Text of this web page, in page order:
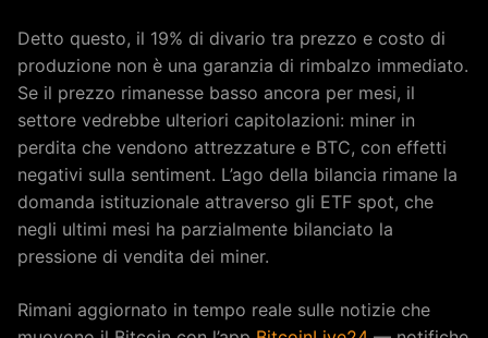
Detto questo, il 19% di divario tra prezzo e costo di
produzione non è una garanzia di rimbalzo immediato.
Se il prezzo rimanesse basso ancora per mesi, il
settore vedrebbe ulteriori capitolazioni: miner in
perdita che vendono attrezzature e BTC, con effetti
negativi sulla sentiment. L’ago della bilancia rimane la
domanda istituzionale attraverso gli ETF spot, che
negli ultimi mesi ha parzialmente bilanciato la
pressione di vendita dei miner.
Rimani aggiornato in tempo reale sulle notizie che